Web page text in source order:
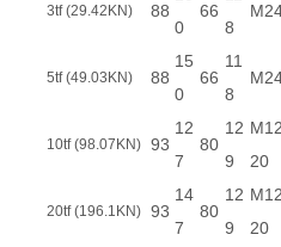
3tf (29.42KN) 88
0
66
8
5tf (49.03KN) 88
15
0
66
11
8
10tf (98.07KN) 93
12
7
80
12
9
20
20tf (196.1KN) 93
14
7
80
12
9
20